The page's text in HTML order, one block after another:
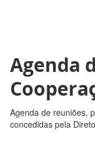
Agenda
Agenda de reuniões,
concedidas pela